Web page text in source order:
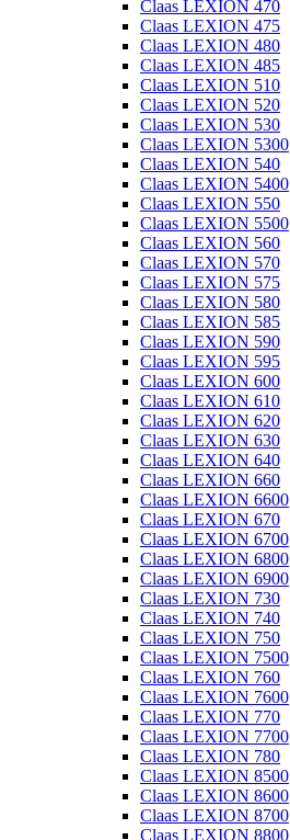
Claas LEXION 470
Claas LEXION 475
Claas LEXION 480
Claas LEXION 485
Claas LEXION 510
Claas LEXION 520
Claas LEXION 530
Claas LEXION 5300
Claas LEXION 540
Claas LEXION 5400
Claas LEXION 550
Claas LEXION 5500
Claas LEXION 560
Claas LEXION 570
Claas LEXION 575
Claas LEXION 580
Claas LEXION 585
Claas LEXION 590
Claas LEXION 595
Claas LEXION 600
Claas LEXION 610
Claas LEXION 620
Claas LEXION 630
Claas LEXION 640
Claas LEXION 660
Claas LEXION 6600
Claas LEXION 670
Claas LEXION 6700
Claas LEXION 6800
Claas LEXION 6900
Claas LEXION 730
Claas LEXION 740
Claas LEXION 750
Claas LEXION 7500
Claas LEXION 760
Claas LEXION 7600
Claas LEXION 770
Claas LEXION 7700
Claas LEXION 780
Claas LEXION 8500
Claas LEXION 8600
Claas LEXION 8700
Claas LEXION 8800